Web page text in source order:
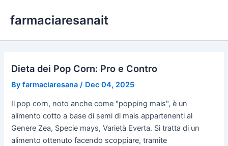
farmaciaresanait
Dieta dei Pop Corn: Pro e Contro
Byfarmaciaresana / Dec 04, 2025
Il pop corn, noto anche come "popping mais", è un
alimento cotto a base di semi di mais appartenenti al
Genere Zea, Specie mays, Varietà Everta. Si tratta di un
alimento ottenuto facendo scoppiare, tramite